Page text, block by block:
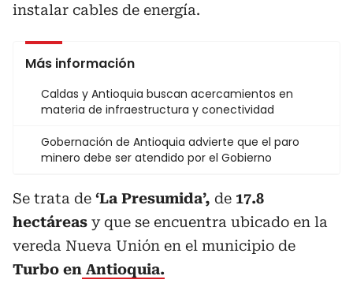
instalar cables de energía.
Más información
Caldas y Antioquia buscan acercamientos en
materia de infraestructura y conectividad
Gobernación de Antioquia advierte que el paro
minero debe ser atendido por el Gobierno
Se trata de ‘La Presumida’, de 17.8
hectáreas y que se encuentra ubicado en la
vereda Nueva Unión en el municipio de
Turbo en Antioquia.